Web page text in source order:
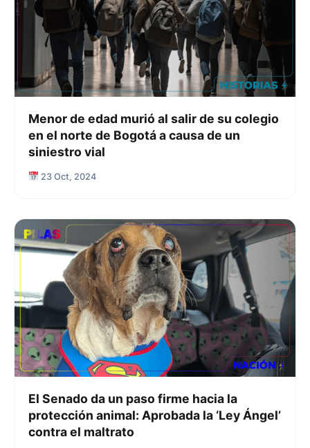
Menor de edad murió al salir de su colegio
en el norte de Bogotá a causa de un
siniestro vial
23 Oct, 2024
El Senado da un paso firme hacia la
protección animal: Aprobada la ‘Ley Ángel’
contra el maltrato